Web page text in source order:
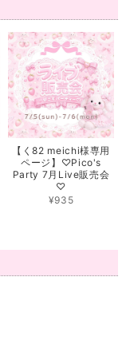
【く82 meichi様専用
ページ】♡Pico's
Party 7月Live販売会
♡
¥935